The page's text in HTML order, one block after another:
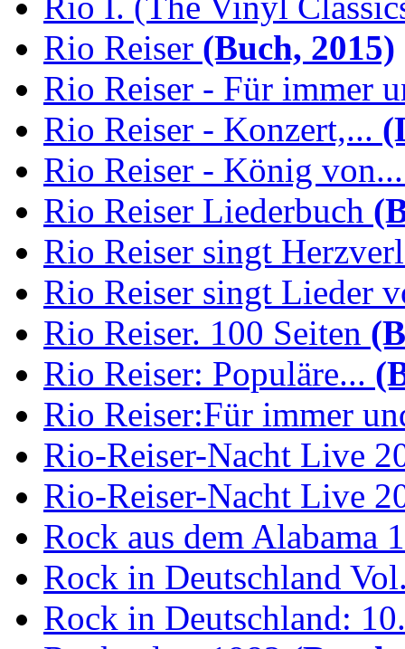
Rio Reiser (Buch, 2015)
Rio Reiser - Für immer
Rio Reiser - Konzert,...
Rio Reiser - König von...
Rio Reiser Liederbuch
Rio Reiser singt
Rio Reiser singt Lieder
Rio Reiser. 100 Seiten
Rio Reiser: Populäre...
Rio Reiser:Für immer
Rio-Reiser-Nacht Live
Rio-Reiser-Nacht Live
Rock aus dem Alabama
Rock in Deutschland
Rock in Deutschland: